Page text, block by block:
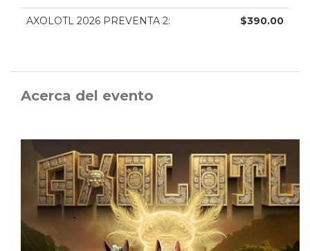
AXOLOTL 2026 PREVENTA 2: $390.00
Acerca del evento